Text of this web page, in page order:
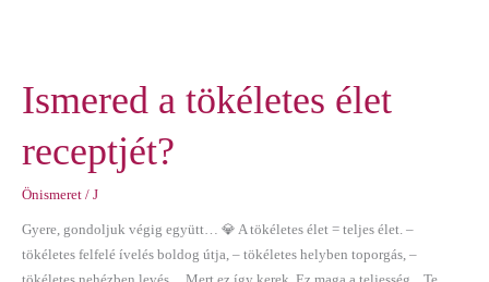
Ismered a tökéletes élet
receptjét?
Önismeret/ J
Gyere, gondoljuk végig együtt… 💎 A tökéletes élet = teljes élet. –
tökéletes felfelé ívelés boldog útja, – tökéletes helyben toporgás, –